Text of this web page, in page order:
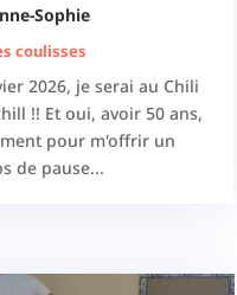
Sophie
coulisses
2026, je serai au Chili
!! Et oui, avoir 50 ans,
pour m'offrir un
de pause...